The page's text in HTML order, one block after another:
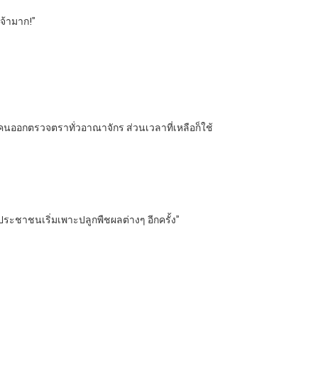
ามาก!”
ออกตรวจตราทั่วอาณาจักร ส่วนเวลาที่เหลือก็ใช้
ะชาชนเริ่มเพาะปลูกพืชผลต่างๆ อีกครั้ง”